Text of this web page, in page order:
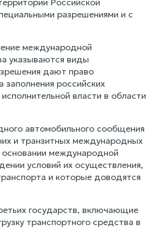
разрешениями и с
международной
указываются виды
дают право
российских
власти в области
автомобильного сообщения
и транзитных международных
основании международной
условий их осуществления,
и которые доводятся
государств, включающие
транспортного средства в